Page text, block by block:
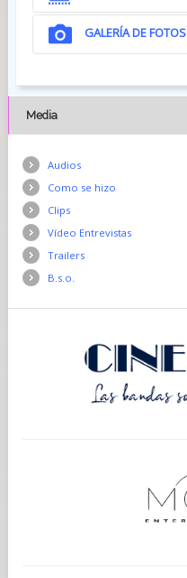
GALERÍA DE FOTOS
Media
Audios
Como se hizo
Clips
Vídeo Entrevistas
Trailers
B.s.o.